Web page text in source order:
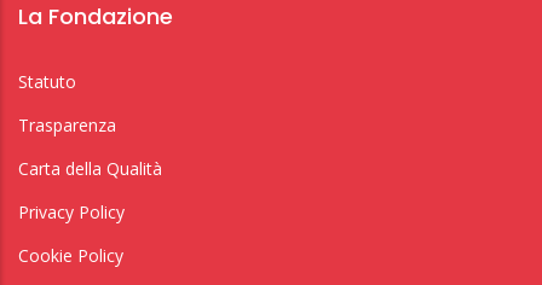
La Fondazione
Statuto
Trasparenza
Carta della Qualità
Privacy Policy
Cookie Policy